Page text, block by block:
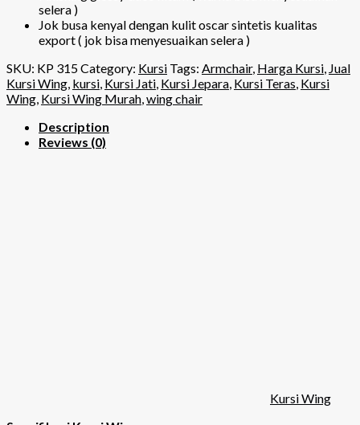
selera )
Jok busa kenyal dengan kulit oscar sintetis kualitas
export ( jok bisa menyesuaikan selera )
SKU: KP 315Category: Kursi Tags: Armchair, Harga Kursi, Jual
Kursi Wing, kursi, Kursi Jati, Kursi Jepara, Kursi Teras, Kursi
Wing, Kursi Wing Murah,wing chair
Description
Reviews (0)
Kursi Wing